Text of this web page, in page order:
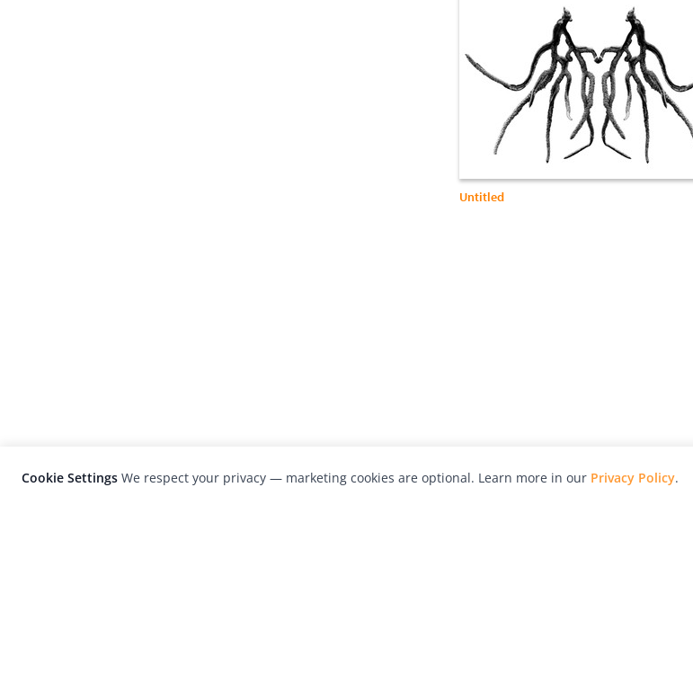
Untitled
Cookie Settings We respect your privacy — marketing cookies are optional. Learn more in our Privacy Policy.